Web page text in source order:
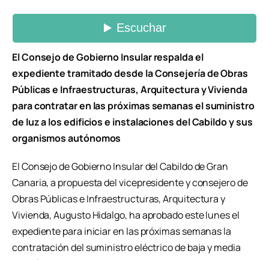
El Consejo de Gobierno Insular respalda el
expediente tramitado desde la Consejería de Obras
Públicas e Infraestructuras, Arquitectura y Vivienda
para contratar en las próximas semanas el suministro
de luz a los edificios e instalaciones del Cabildo y sus
organismos autónomos
El Consejo de Gobierno Insular del Cabildo de Gran
Canaria, a propuesta del vicepresidente y consejero de
Obras Públicas e Infraestructuras, Arquitectura y
Vivienda, Augusto Hidalgo, ha aprobado este lunes el
expediente para iniciar en las próximas semanas la
contratación del suministro eléctrico de baja y media